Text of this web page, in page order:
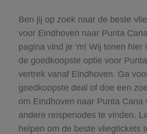
Ben jij op zoek naar de beste
voor Eindhoven naar Punta
pagina vind je ‘m! Wij tonen hier
de goedkoopste optie voor
vertrek vanaf Eindhoven. Ga
goedkoopste deal of doe een
om Eindhoven naar Punta Cana
andere reisperiodes te vinden.
helpen om de beste vliegtickets